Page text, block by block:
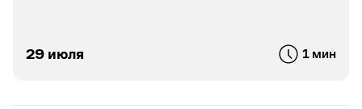
29 июля 1 мин